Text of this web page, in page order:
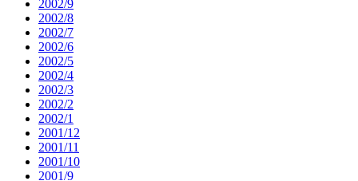
2002/9
2002/8
2002/7
2002/6
2002/5
2002/4
2002/3
2002/2
2002/1
2001/12
2001/11
2001/10
2001/9